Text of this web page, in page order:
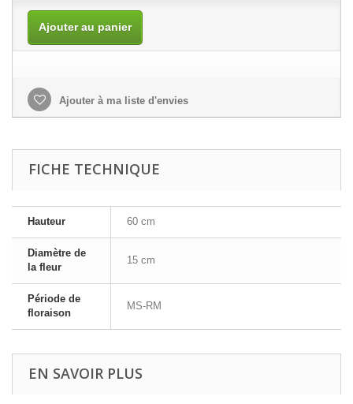
Ajouter au panier
Ajouter à ma liste d'envies
FICHE TECHNIQUE
Hauteur 60 cm
Diamètre de
la fleur
15 cm
Période de
floraison
MS-RM
EN SAVOIR PLUS